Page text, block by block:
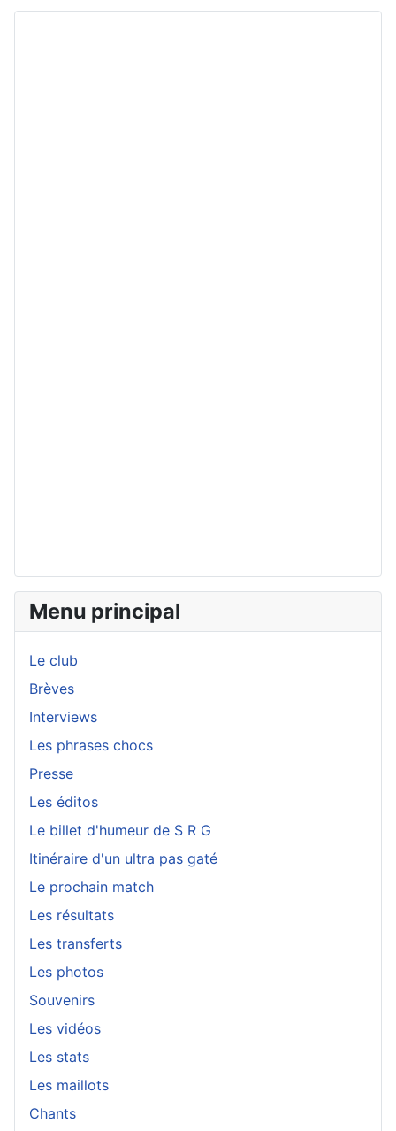
Menu principal
Le club
Brèves
Interviews
Les phrases chocs
Presse
Les éditos
Le billet d'humeur de S R G
Itinéraire d'un ultra pas gaté
Le prochain match
Les résultats
Les transferts
Les photos
Souvenirs
Les vidéos
Les stats
Les maillots
Chants